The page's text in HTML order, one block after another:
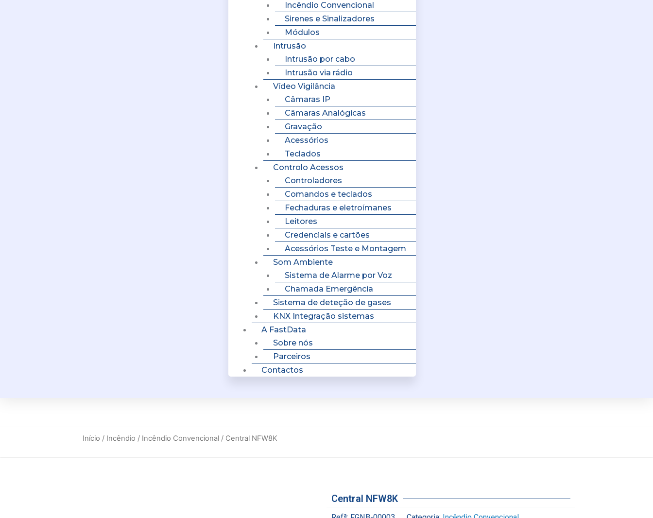
Incêndio Convencional
Sirenes e Sinalizadores
Módulos
Intrusão
Intrusão por cabo
Intrusão via rádio
Vídeo Vigilância
Câmaras IP
Câmaras Analógicas
Gravação
Acessórios
Teclados
Controlo Acessos
Controladores
Comandos e teclados
Fechaduras e eletroímanes
Leitores
Credenciais e cartões
Acessórios Teste e Montagem
Som Ambiente
Sistema de Alarme por Voz
Chamada Emergência
Sistema de deteção de gases
KNX Integração sistemas
A FastData
Sobre nós
Parceiros
Contactos
Início / Incêndio / Incêndio Convencional / Central NFW8K
Central NFW8K